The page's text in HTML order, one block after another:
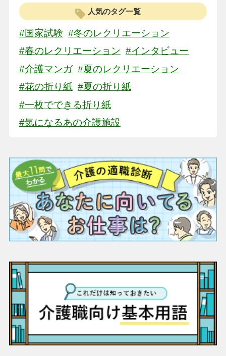
人気のタグ一覧
#国家試験 #冬のレクリエーション
#春のレクリエーション #インタビュー
#介護マンガ #夏のレクリエーション
#花の折り紙 #夏の折り紙
#一枚でできる折り紙
#気になるあの介護施設